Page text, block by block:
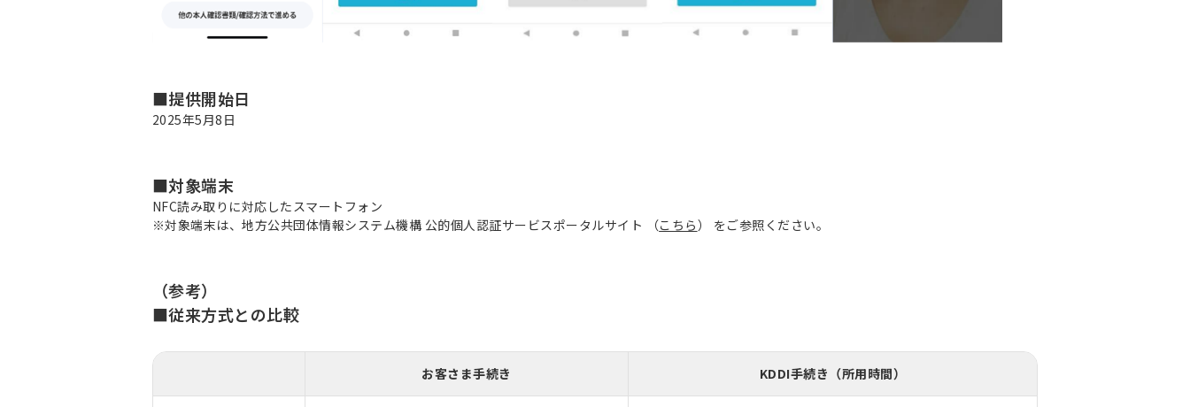
■提供開始日
2025年5月8日
■対象端末
NFC読み取りに対応したスマートフォン
※対象端末は、地方公共団体情報システム機構 公的個人認証サービスポータルサイト
（こちら） をご参照ください。
（参考）
■従来方式との比較
お客さま手続き KDDI手続き（所用時間）